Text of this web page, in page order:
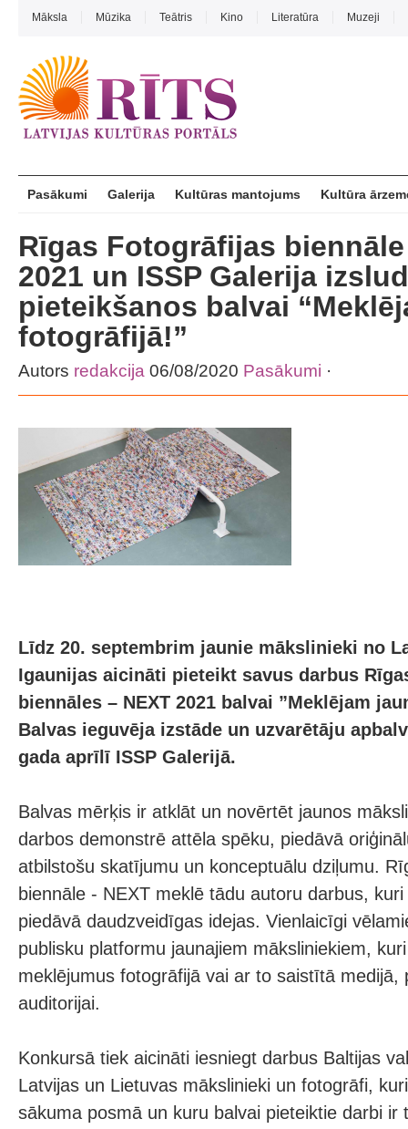
Māksla Mūzika Teātris Kino Literatūra Muzeji
Pasākumi Galerija Kultūras mantojums Kultūra
Rīgas Fotogrāfijas biennāle
2021 un ISSP Galerija
pieteikšanos balvai
fotogrāfijā!”
Autors redakcija 06/08/2020 Pasākumi ·
Līdz 20. septembrim jaunie mākslinieki no
Igaunijas aicināti pieteikt savus darbus
biennāles – NEXT 2021 balvai ”Meklējam
Balvas ieguvēja izstāde un uzvarētāju
gada aprīlī ISSP Galerijā.
Balvas mērķis ir atklāt un novērtēt jaunos
darbos demonstrē attēla spēku, piedāvā
atbilstošu skatījumu un konceptuālu dziļumu.
biennāle - NEXT meklē tādu autoru darbus,
piedāvā daudzveidīgas idejas. Vienlaicīgi
publisku platformu jaunajiem māksliniekiem,
meklējumus fotogrāfijā vai ar to saistītā medijā,
auditorijai.
Konkursā tiek aicināti iesniegt darbus Baltijas
Latvijas un Lietuvas mākslinieki un fotogrāfi,
sākuma posmā un kuru balvai pieteiktie darbi ir